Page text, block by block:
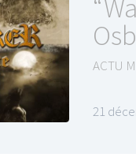
ACTU
21
LE